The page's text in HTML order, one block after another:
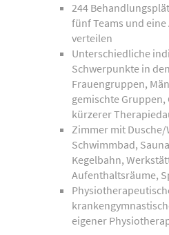
244
fünf Teams und
verteilen
Unterschiedliche
Schwerpunkte in
Frauengruppen,
gemischte
kürzerer
Zimmer mit Dusche/
Schwimmbad,
Kegelbahn,
Aufenthaltsräume,
eigener